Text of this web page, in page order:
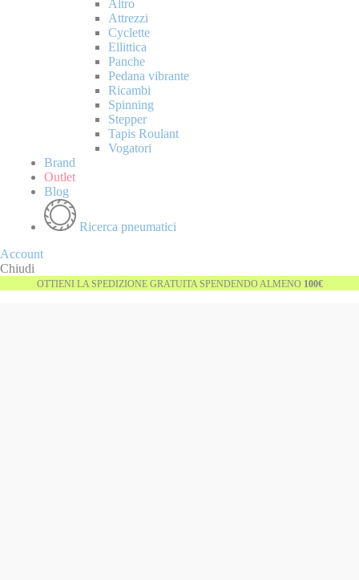
Altro
Attrezzi
Cyclette
Ellittica
Panche
Pedana vibrante
Ricambi
Spinning
Stepper
Tapis Roulant
Vogatori
Brand
Outlet
Blog
Ricerca pneumatici
Account
Chiudi
OTTIENI LA SPEDIZIONE GRATUITA SPENDENDO ALMENO 100€